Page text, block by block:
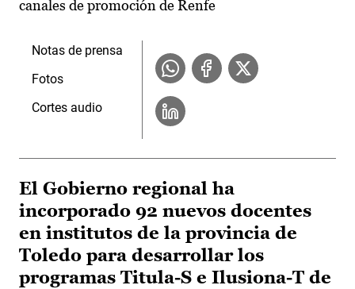
canales de promoción de Renfe
Notas de prensa
Fotos
Cortes audio
El Gobierno regional ha
incorporado 92 nuevos docentes
en institutos de la provincia de
Toledo para desarrollar los
programas Titula-S e Ilusiona-T de